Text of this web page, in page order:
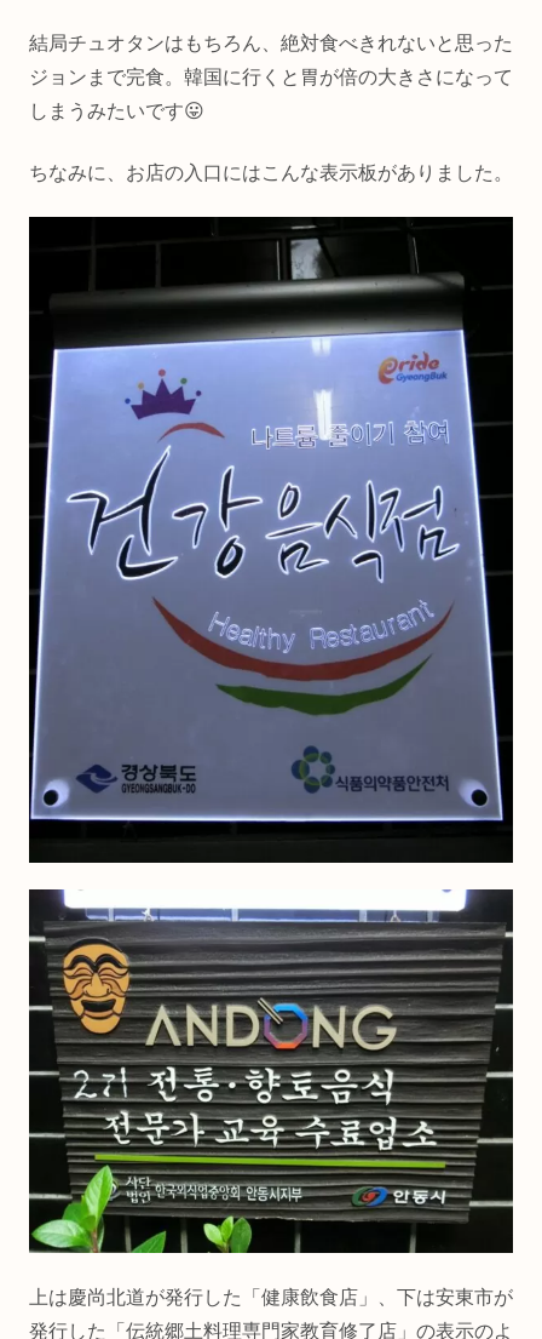
結局チュオタンはもちろん、絶対食べきれないと思った
ジョンまで完食。韓国に行くと胃が倍の大きさになって
しまうみたいです😛
ちなみに、お店の入口にはこんな表示板がありました。
上は慶尚北道が発行した「健康飲食店」、下は安東市が
発行した「伝統郷土料理専門家教育修了店」の表示のよ